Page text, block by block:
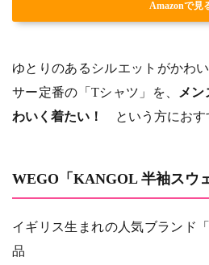
Amazonで見
ゆとりのあるシルエットがかわ
サー定番の「Tシャツ」を、
メ
わいく着たい！
という方におす
WEGO「KANGOL 半袖スウ
イギリス生まれの人気ブランド
品